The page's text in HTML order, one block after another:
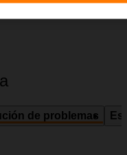
de problemas